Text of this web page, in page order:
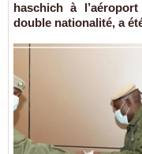
haschich à
double nationalité, a